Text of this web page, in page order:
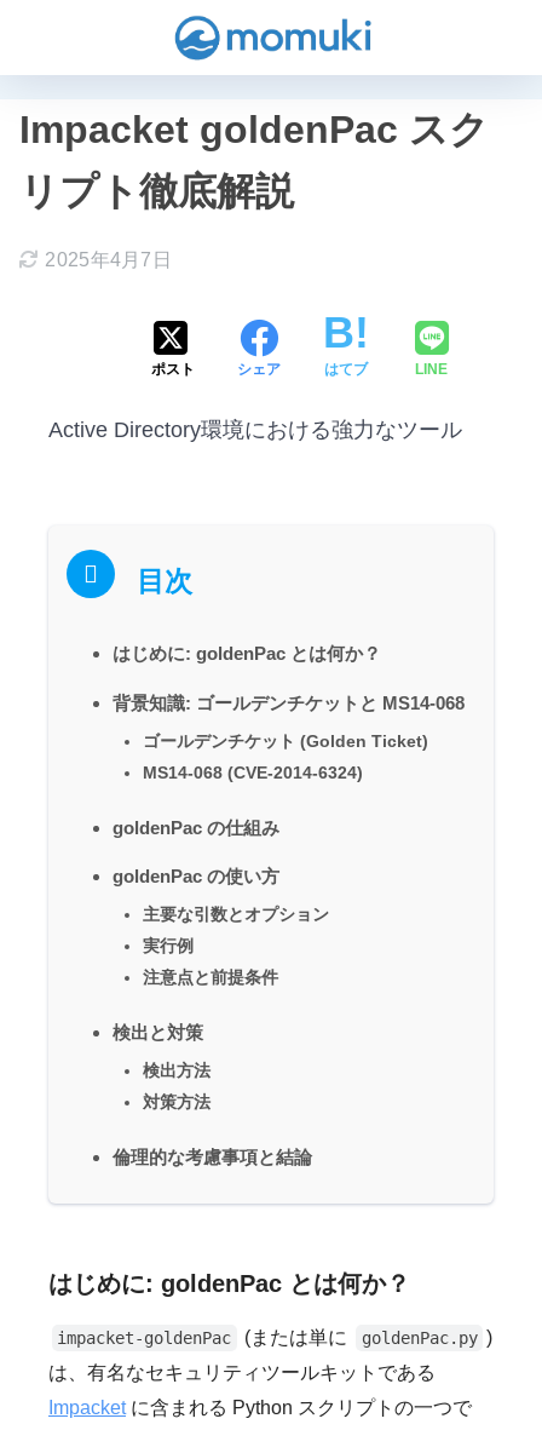
Impacket goldenPac スク
リプト徹底解説
2025年4月7日
ポスト シェア はてブ LINE
Active Directory環境における強力なツール
目次
はじめに: goldenPac とは何か？
背景知識: ゴールデンチケットと MS14-068
ゴールデンチケット (Golden Ticket)
MS14-068 (CVE-2014-6324)
goldenPac の仕組み
goldenPac の使い方
主要な引数とオプション
実行例
注意点と前提条件
検出と対策
検出方法
対策方法
倫理的な考慮事項と結論
はじめに: goldenPac とは何か？
impacket-goldenPac (または単に goldenPac.py )
は、有名なセキュリティツールキットである
Impacketに含まれる Python スクリプトの一つで